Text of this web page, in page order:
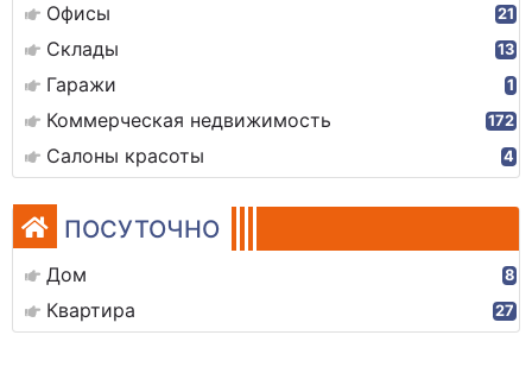
Офисы 21
Склады 13
Гаражи 1
Коммерческая недвижимость 172
Салоны красоты 4
ПОСУТОЧНО
Дом 8
Квартира 27